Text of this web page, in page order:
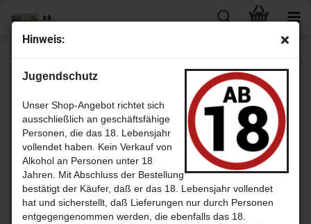
Hin­weis:
Jugendschutz
Unser Shop-Angebot richtet sich
ausschließlich an geschäftsfähige
Personen, die das 18. Lebensjahr
vollendet haben. Kein Verkauf von
Alkohol an Personen unter 18
Jahren. Mit Abschluss der Bestellung
bestätigt der Käufer, daß er das 18. Lebensjahr vollendet
hat und sicherstellt, daß Lieferungen nur durch Personen
entgegengenommen werden, die ebenfalls das 18.
« Erster
« zurück
5Artikel in dieser Kategorie
„Liz­zie McCoo“ Sal­ted Ca­ra­mel Fudge in der 200g Dose - Ka­ra­mel von
Gar­di­ners of Scot­land